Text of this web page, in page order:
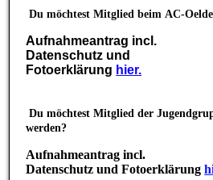
Du möchtest Mitglied beim AC-
Aufnahmeantrag incl.
Datenschutz und
Fotoerklärung hier.
Du möchtest Mitglied der
werden?
Aufnahmeantrag incl.
Datenschutz und Fotoerklärung